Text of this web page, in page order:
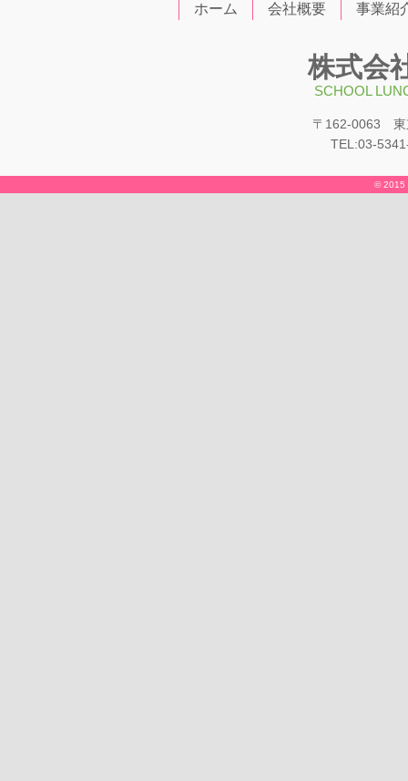
ホーム 会社概要 事業紹
株式会
SCHOOL
〒162-0063 東
TEL:03-
© 2015